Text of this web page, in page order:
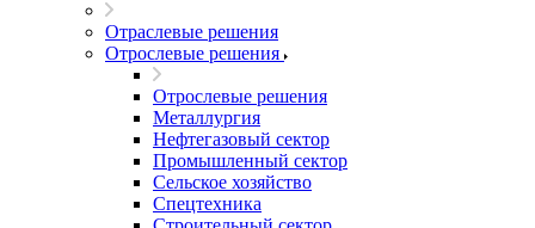
Отраслевые решения
Отрослевые решения
Отрослевые решения
Металлургия
Нефтегазовый сектор
Промышленный сектор
Сельское хозяйство
Спецтехника